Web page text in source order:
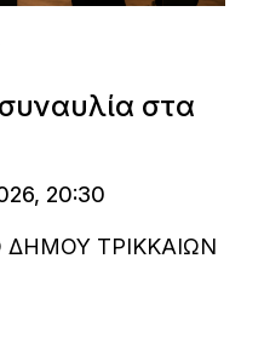
στα
20:30
ΤΡΙΚΚΑΙΩΝ